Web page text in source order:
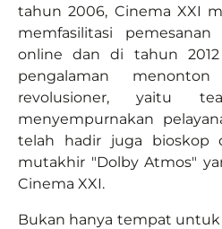
tahun 2006, Cinema XXI
memfasilitasi
online dan di tahun
pengalaman
revolusioner, yaitu
menyempurnakan
telah hadir juga bioskop
mutakhir "Dolby Atmos"
Cinema XXI.
Bukan hanya tempat